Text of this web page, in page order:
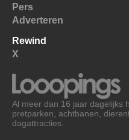
Pers
Adverteren
Rewind
X
Al meer dan 16 jaar dagelijks
pretparken, achtbanen,
dagattracties.